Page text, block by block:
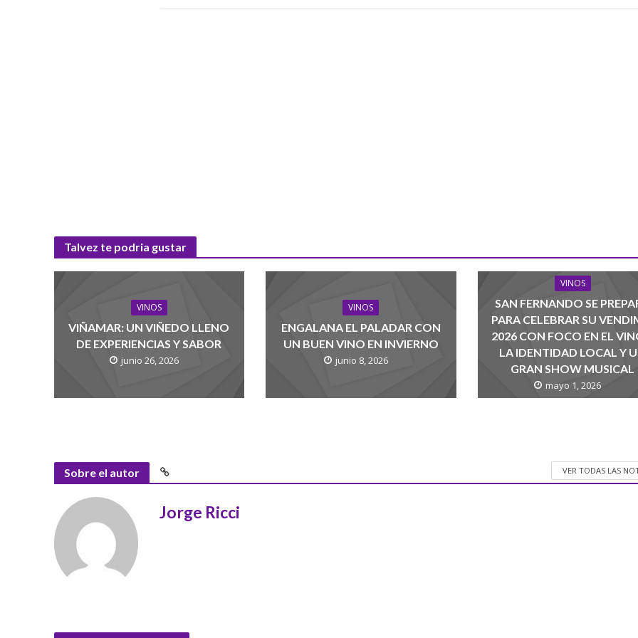
Talvez te podria gustar
VINOS
VIÑAMAR: UN VIÑEDO LLENO
DE EXPERIENCIAS Y SABOR
junio 26, 2026
VINOS
ENGALANA EL PALADAR CON
UN BUEN VINO EN INVIERNO
junio 8, 2026
VINOS
SAN FERNANDO SE
PARA CELEBRAR SU
2026 CON FOCO EN EL
LA IDENTIDAD LOCAL Y
GRAN SHOW MUSICAL
mayo 1, 2026
Sobre el autor VER TODAS LAS
Jorge Ricci